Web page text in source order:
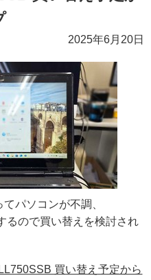
2025年6月20日
パソコンが不調、
るので買い替えを検討され
買い替え予定から